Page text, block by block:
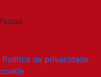
Política de privacidade